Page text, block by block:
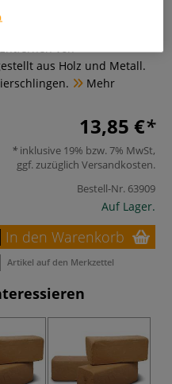
von
aus Holz und Metall.
Mehr
13,85 €
inklusive 19% bzw. 7% MwSt,
ggf. zuzüglich Versandkosten.
Bestell-Nr. 63909
Auf Lager.
In den Warenkorb
Artikel auf den Merkzettel